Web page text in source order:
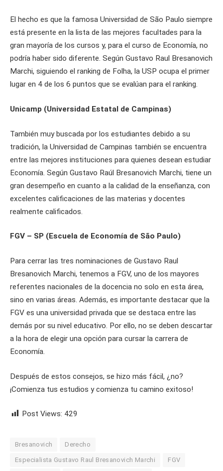
El hecho es que la famosa Universidad de São Paulo siempre
está presente en la lista de las mejores facultades para la
gran mayoría de los cursos y, para el curso de Economía, no
podría haber sido diferente. Según Gustavo Raul Bresanovich
Marchi, siguiendo el ranking de Folha, la USP ocupa el primer
lugar en 4 de los 6 puntos que se evalúan para el ranking.
Unicamp (Universidad Estatal de Campinas)
También muy buscada por los estudiantes debido a su
tradición, la Universidad de Campinas también se encuentra
entre las mejores instituciones para quienes desean estudiar
Economía. Según Gustavo Raúl Bresanovich Marchi, tiene un
gran desempeño en cuanto a la calidad de la enseñanza, con
excelentes calificaciones de las materias y docentes
realmente calificados.
FGV – SP (Escuela de Economía de São Paulo)
Para cerrar las tres nominaciones de Gustavo Raul
Bresanovich Marchi, tenemos a FGV, uno de los mayores
referentes nacionales de la docencia no solo en esta área,
sino en varias áreas. Además, es importante destacar que la
FGV es una universidad privada que se destaca entre las
demás por su nivel educativo. Por ello, no se deben descartar
a la hora de elegir una opción para cursar la carrera de
Economía.
Después de estos consejos, se hizo más fácil, ¿no?
¡Comienza tus estudios y comienza tu camino exitoso!
Post Views: 429
Bresanovich Derecho
Especialista Gustavo Raul Bresanovich Marchi FGV